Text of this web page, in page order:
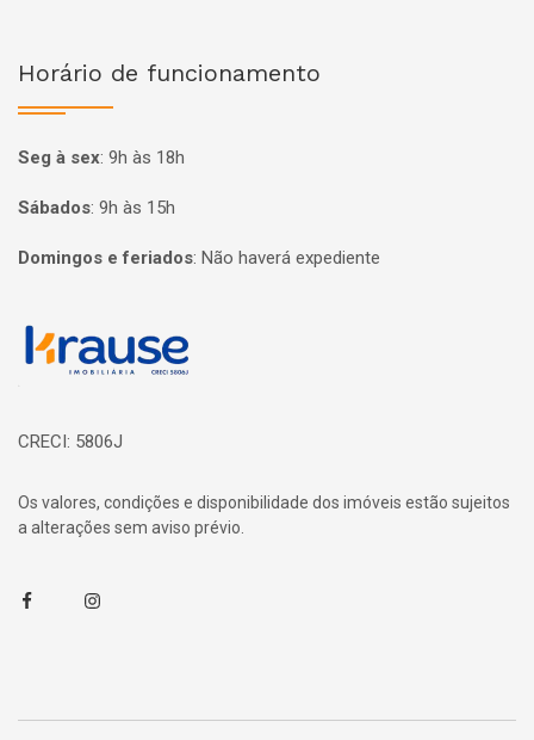
Horário de funcionamento
Seg à sex: 9h às 18h
Sábados: 9h às 15h
Domingos e feriados: Não haverá expediente
Página inicial
CRECI: 5806J
Os valores, condições e disponibilidade dos imóveis estão sujeitos
a alterações sem aviso prévio.
FacebookInstagram